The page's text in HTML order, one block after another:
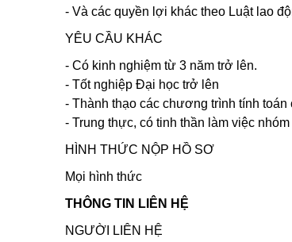
- Và các quyền lợi khác theo Luật lao
YÊU CẦU KHÁC
- Có kinh nghiệm từ 3 năm trở lên.
- Tốt nghiệp Đại học trở lên
- Thành thạo các chương trình tính toán
- Trung thực, có tinh thần làm việc
HÌNH THỨC NỘP HỒ SƠ
Mọi hình thức
THÔNG TIN LIÊN HỆ
NGƯỜI LIÊN HỆ